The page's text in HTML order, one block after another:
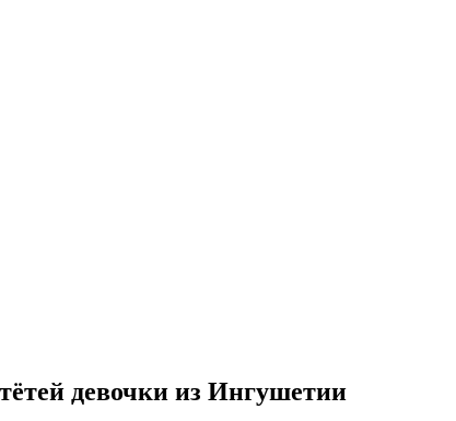
девочки из Ингушетии